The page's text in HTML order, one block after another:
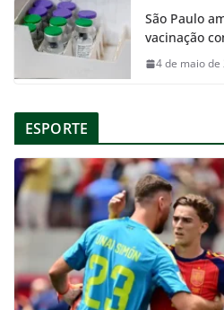
São Paulo
vacinação
4 de maio de
ESPORTE